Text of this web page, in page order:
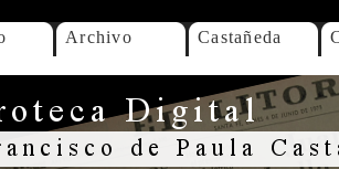
Archivo Castañeda